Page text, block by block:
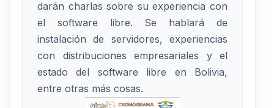
darán charlas sobre su experiencia con
el software libre. Se hablará de
instalación de servidores, experiencias
con distribuciones empresariales y el
estado del software libre en Bolivia,
entre otras más cosas.